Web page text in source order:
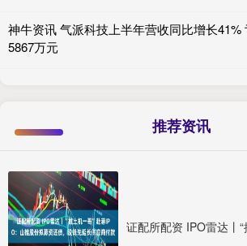
神牛资讯 气派科技上半年营收同比增长41%
5867万元
推荐资讯